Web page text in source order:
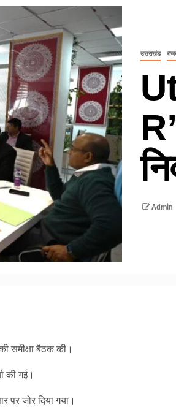
उत्तराखंड
Admin
समीक्षा बैठक की।
की गई।
पर जोर दिया गया।